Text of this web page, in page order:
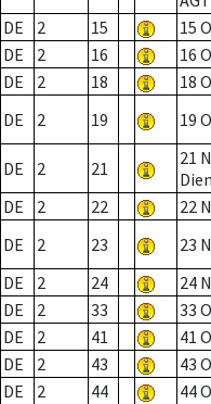
DE
2 15 15
DE
2 16 16
DE
2 18 18
DE
2 19 19
DE 2 21
21
DE
2 22 22
DE
2 23 23
DE
2 24 24
DE
2 33 33
DE
2 41 41
DE
2 43 43
DE
2 44 44